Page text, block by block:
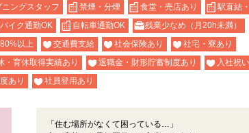
ニングスタッフ 禁煙・分煙 食堂・売店あり
駅直結
バイク通勤OK 自転車通勤OK
残業少なめ（月20h未満）
以上 交通費支給 社会保険あり
社宅・寮あり
・育休取得実績あり 退職金・財形貯蓄制度あり
入社祝
あり 社員登用あり
「住む場所がなくて困っている…」